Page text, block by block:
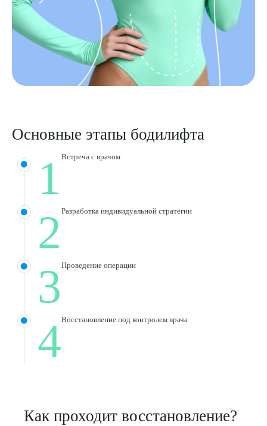
Основные этапы бодилифта
1 Встреча с врачом
2 Разработка индивидуальной стратегии
3 Проведение операции
4Восстановление под контролем врача
Как проходит восстановление?
ОТПРАВИТЬ
обработку персональных данных
ПОДТВЕРДИТЬ